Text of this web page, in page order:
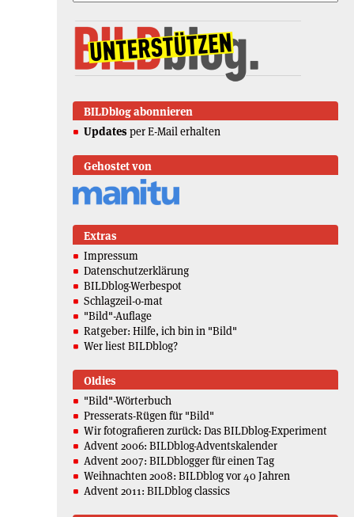
BILDblog abonnieren
Updates per E-Mail erhalten
Gehostet von
Extras
Impressum
Datenschutzerklärung
BILDblog-Werbespot
Schlagzeil-o-mat
"Bild"-Auflage
Ratgeber: Hilfe, ich bin in "Bild"
Wer liest BILDblog?
Oldies
"Bild"-Wörterbuch
Presserats-Rügen für "Bild"
Wir fotografieren zurück: Das BILDblog-Experiment
Advent 2006: BILDblog-Adventskalender
Advent 2007: BILDblogger für einen Tag
Weihnachten 2008: BILDblog vor 40 Jahren
Advent 2011: BILDblog classics